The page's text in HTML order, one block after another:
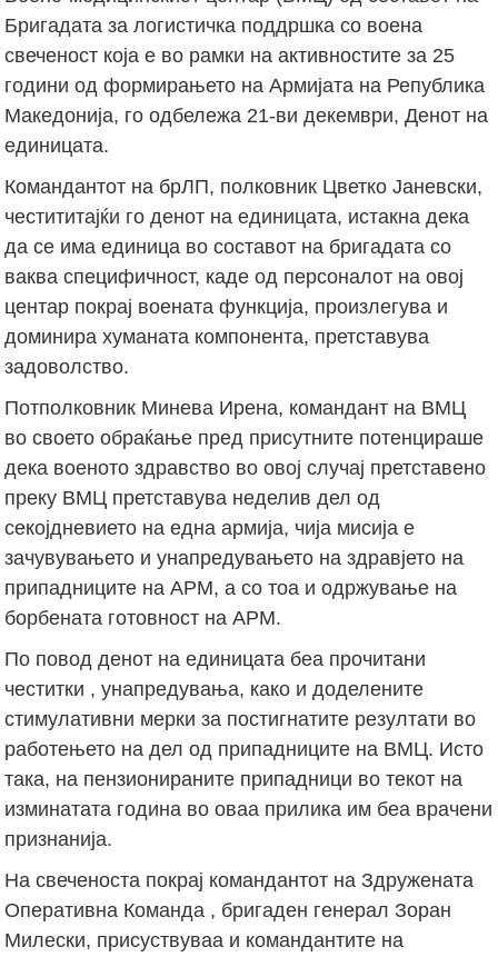
Бригадата за логистичка поддршка со воена
свеченост која е во рамки на активностите за 25
години од формирањето на Армијата на Република
Македонија, го одбележа 21-ви декември, Денот на
единицата.
Командантот на брЛП, полковник Цветко Јаневски,
честититајќи го денот на единицата, истакна дека
да се има единица во составот на бригадата со
ваква специфичност, каде од персоналот на овој
центар покрај воената функција, произлегува и
доминира хуманата компонента, претставува
задоволство.
Потполковник Минева Ирена, командант на ВМЦ
во своето обраќање пред присутните потенцираше
дека военото здравство во овој случај претставено
преку ВМЦ претставува неделив дел од
секојдневието на една армија, чија мисија е
зачувувањето и унапредувањето на здравјето на
припадниците на АРМ, а со тоа и одржување на
борбената готовност на АРМ.
По повод денот на единицата беа прочитани
честитки , унапредувања, како и доделените
стимулативни мерки за постигнатите резултати во
работењето на дел од припадниците на ВМЦ. Исто
така, на пензионираните припадници во текот на
изминатата година во оваа прилика им беа врачени
признанија.
На свеченоста покрај командантот на Здружената
Оперативна Команда , бригаден генерал Зоран
Милески, присуствуваа и командантите на